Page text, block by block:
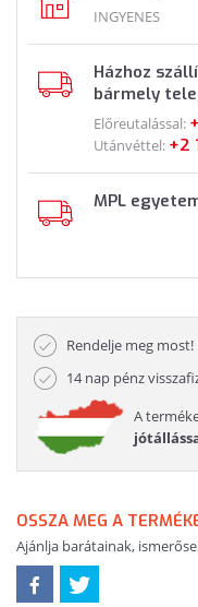
INGYENES
Házhoz
bármely
Előreutalással:
Utánvéttel: +2
MPL
Rendelje meg most!
14 nap pénz
A
OSSZA MEG A
Ajánlja barátainak,